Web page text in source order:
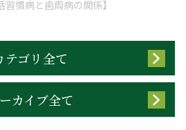
習慣病と歯周病の関係】
テゴリ全て
カイブ全て